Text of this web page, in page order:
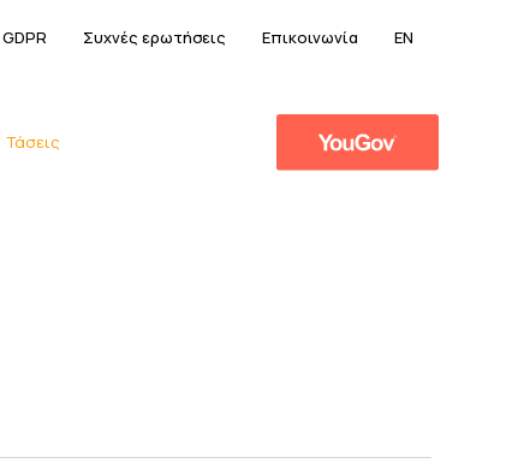
GDPR Συχνές ερωτήσεις Επικοινωνία EN
Τάσεις